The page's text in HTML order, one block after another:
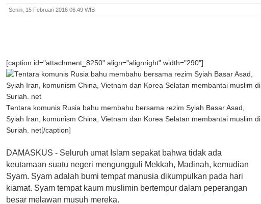
Senin, 15 Februari 2016 06.49 WIB
[caption id="attachment_8250" align="alignright" width="290"]
Tentara komunis Rusia bahu membahu bersama rezim Syiah Basar Asad,
Syiah Iran, komunism China, Vietnam dan Korea Selatan membantai muslim di
Suriah. net[/caption]
DAMASKUS - Seluruh umat Islam sepakat bahwa tidak ada
keutamaan suatu negeri mengungguli Mekkah, Madinah, kemudian
Syam. Syam adalah bumi tempat manusia dikumpulkan pada hari
kiamat. Syam tempat kaum muslimin bertempur dalam peperangan
besar melawan musuh mereka.